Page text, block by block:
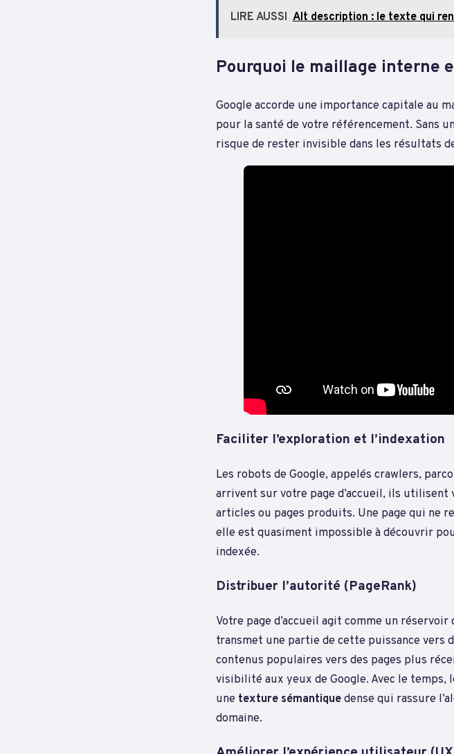
LIRE AUSSI Alt description : le texte qui
Pourquoi le maillage interne
Google accorde une importance capitale au
pour la santé de votre référencement. Sans
risque de rester invisible dans les résultats
Faciliter l’exploration et l’indexation
Les robots de Google, appelés crawlers,
arrivent sur votre page d’accueil, ils
articles ou pages produits. Une page qui ne
elle est quasiment impossible à découvrir
indexée.
Distribuer l’autorité (PageRank)
Votre page d’accueil agit comme un
transmet une partie de cette puissance vers
contenus populaires vers des pages plus
visibilité aux yeux de Google. Avec le
une texture sémantiquedense qui rassure
domaine.